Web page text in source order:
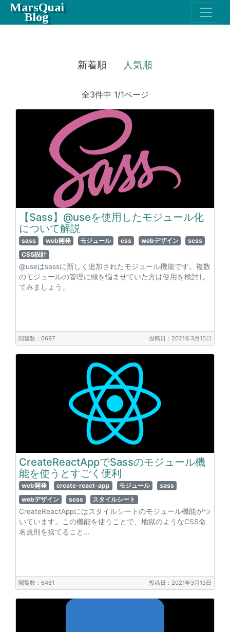
MarsQuai
Blog
新着順 人気順
全3件中 1/1ページ
【Sass】@useを使用したモジュール化
について解説
sass web開発 モジュール css webデザイン
scss
CSS設計
@useはsassに新しく追加されたモジュール機能です。複数
のモジュールの管理に頭を悩ませていた方は使用を検討し
てみましょう。
閲覧数：6697 投稿日：2021年3月15日
CreateReactAppでSassのモジュール機
能を使うとすごく便利
web開発 create-react-app モジュール
sass
webデザイン
scss スタイルシート
CreateReactAppにはスタイルシートのモジュール機能がつ
いています。この機能を使うことで、地獄のようなCSS命
名規則を捨てること…
閲覧数：6481 投稿日：2021年3月13日